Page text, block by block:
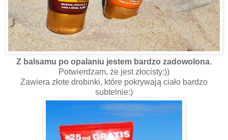
Z balsamu po opalaniu jestem bardzo zadowolona.
Potwierdzam, że jest złocisty:))
Zawiera złote drobinki, które pokrywają ciało bardzo
subtelnie:)